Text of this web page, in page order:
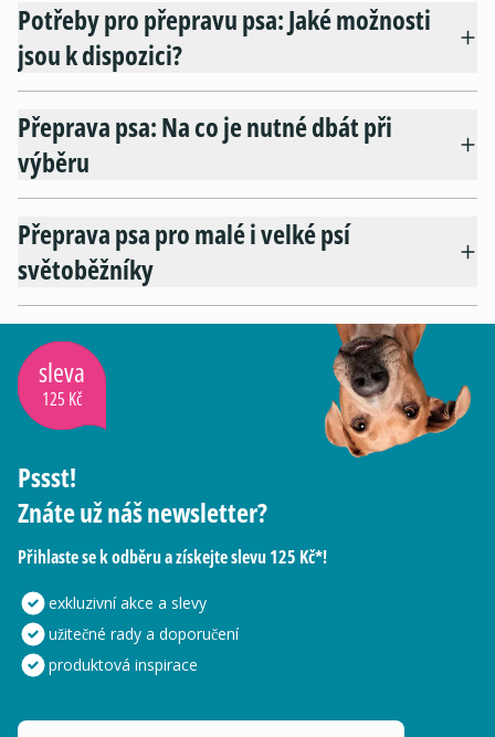
Potřeby pro přepravu psa: Jaké možnosti
jsou k dispozici?
Přeprava psa: Na co je nutné dbát při
výběru
Přeprava psa pro malé i velké psí
světoběžníky
sleva
125 Kč
Pssst!
Znáte už náš newsletter?
Přihlaste se k odběru a získejte slevu 125 Kč*!
exkluzivní akce a slevy
užitečné rady a doporučení
produktová inspirace
Vaše e-mailová adresa